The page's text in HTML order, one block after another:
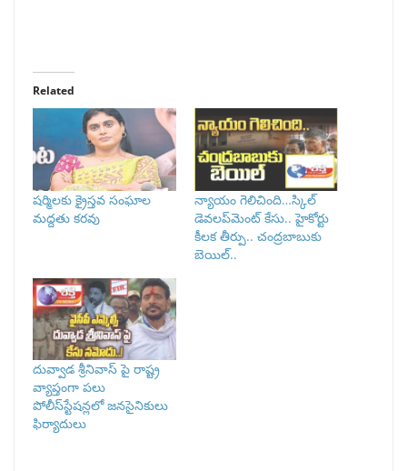
Related
షర్మిలకు క్రైస్తవ సంఘాల
మద్దతు కరవు
న్యాయం గెలిచింది…స్కిల్
డెవలప్‌మెంట్ కేసు.. హైకోర్టు
కీలక తీర్పు.. చంద్రబాబుకు
బెయిల్..
దువ్వాడ శ్రీనివాస్ పై రాష్ట్ర
వ్యాప్తంగా పలు
పోలీస్‌స్టేషన్లలో జనసైనికులు
ఫిర్యాదులు